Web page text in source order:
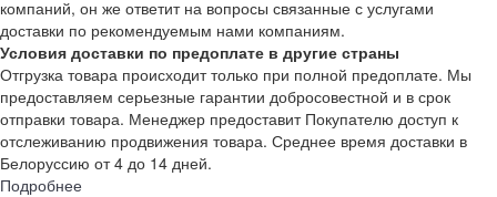
компаний, он же ответит на вопросы связанные с услугами
доставки по рекомендуемым нами компаниям.
Условия доставки по предоплате в другие страны
Отгрузка товара происходит только при полной предоплате. Мы
предоставляем серьезные гарантии добросовестной и в срок
отправки товара. Менеджер предоставит Покупателю доступ к
отслеживанию продвижения товара. Среднее время доставки в
Белоруссию от 4 до 14 дней.
Подробнее